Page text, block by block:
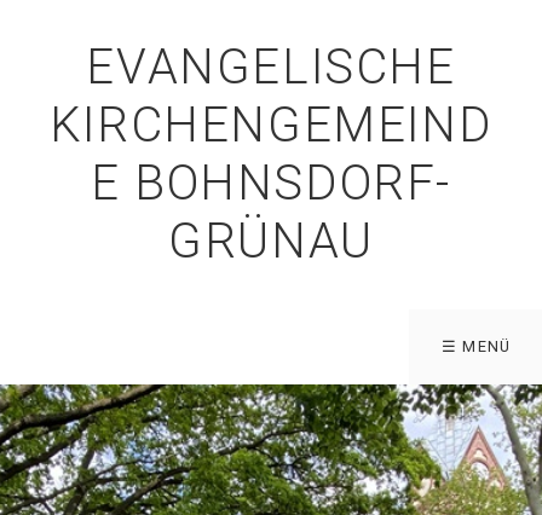
EVANGELISCHE
KIRCHENGEMEIND
E BOHNSDORF-
GRÜNAU
☰ MENÜ